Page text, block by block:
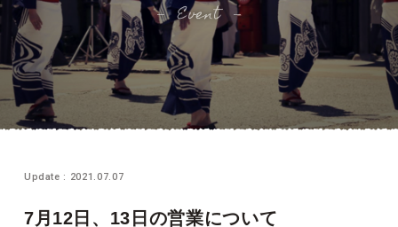
Event
Update : 2021.07.07
7月12日、13日の営業について